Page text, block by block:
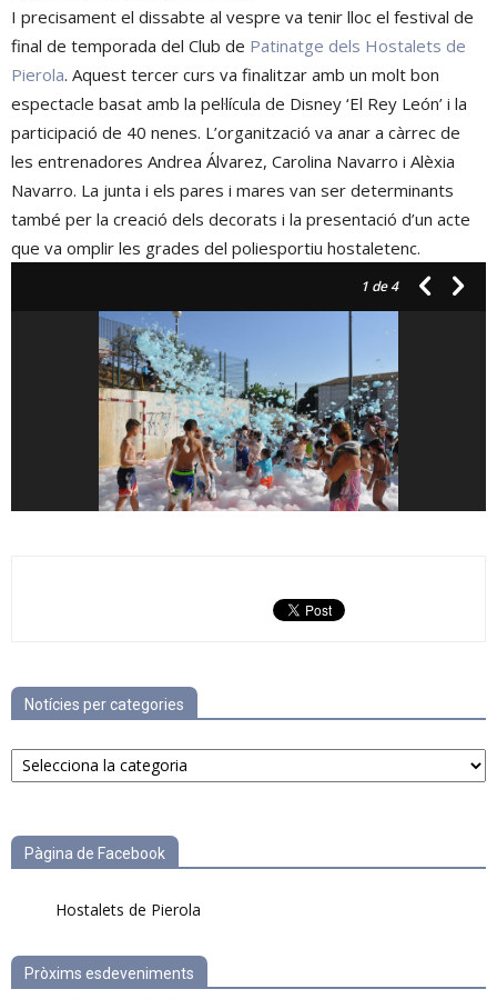
I precisament el dissabte al vespre va tenir lloc el festival de
final de temporada del Club de Patinatge dels Hostalets de
Pierola. Aquest tercer curs va finalitzar amb un molt bon
espectacle basat amb la pel·lícula de Disney ‘El Rey León’ i la
participació de 40 nenes. L’organització va anar a càrrec de
les entrenadores Andrea Álvarez, Carolina Navarro i Alèxia
Navarro. La junta i els pares i mares van ser determinants
també per la creació dels decorats i la presentació d’un acte
que va omplir les grades del poliesportiu hostaletenc.
1 de 4
Notícies per categories
Notícies
per
Pàgina de Facebook
Hostalets de Pierola
Pròxims esdeveniments